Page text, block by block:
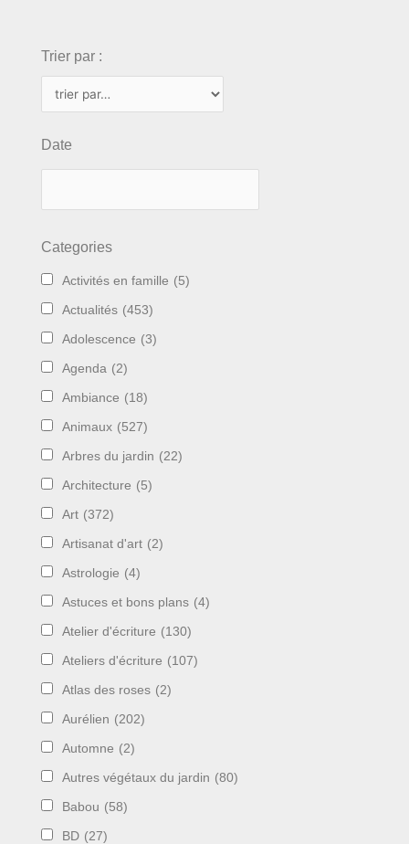
Trier par :
Date
Categories
Activités en famille (5)
Actualités (453)
Adolescence (3)
Agenda (2)
Ambiance (18)
Animaux (527)
Arbres du jardin (22)
Architecture (5)
Art (372)
Artisanat d'art (2)
Astrologie (4)
Astuces et bons plans (4)
Atelier d'écriture (130)
Ateliers d'écriture (107)
Atlas des roses (2)
Aurélien (202)
Automne (2)
Autres végétaux du jardin (80)
Babou (58)
BD (27)